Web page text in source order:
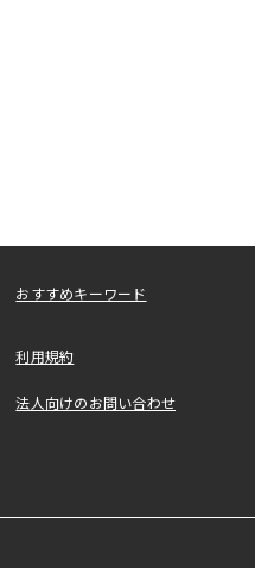
おすすめキーワード
利用規約
法人向けのお問い合わせ